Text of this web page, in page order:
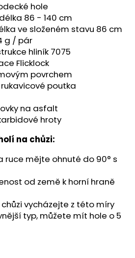
hole
86 - 140 cm
ve složeném stavu 86 cm
g / pár
hliník 7075
Flicklock
povrchem
poutka
na asfalt
hroty
na chůzi:
ruce mějte ohnuté do 90° s
od země k horní hraně
vycházejte z této míry
typ, můžete mít hole o 5